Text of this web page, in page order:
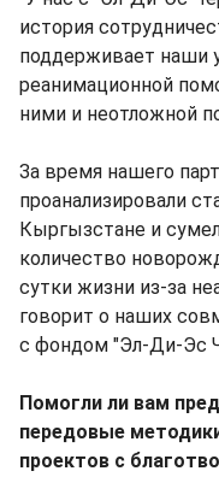
история
поддерживает наши
реанимационной
ними и неотложной
За время нашего
проанализировали
Кыргызстане и
количество
сутки жизни из-за
говорит о наших
с фондом "Эл-Ди-Эс
Помогли ли вам
передовые
проектов с